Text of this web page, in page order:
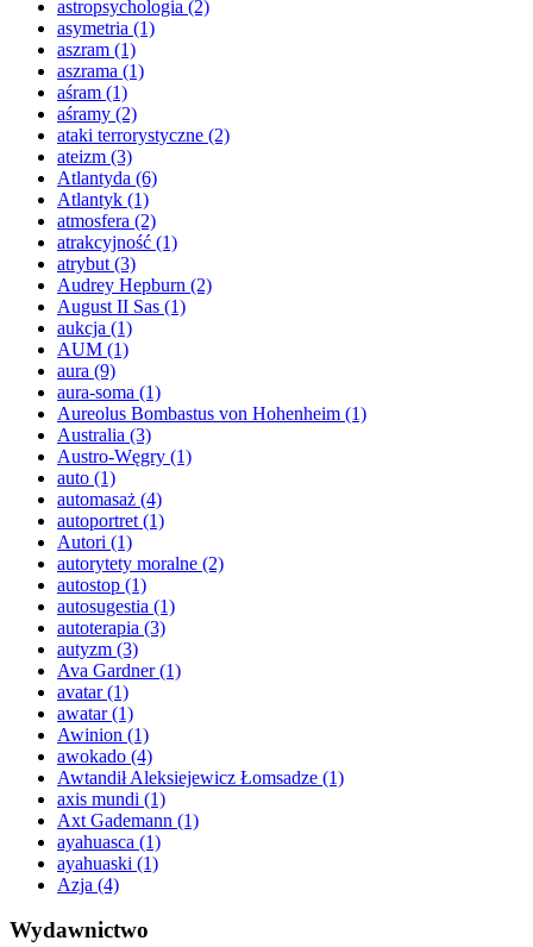
astropsychologia (2)
asymetria (1)
aszram (1)
aszrama (1)
aśram (1)
aśramy (2)
ataki terrorystyczne (2)
ateizm (3)
Atlantyda (6)
Atlantyk (1)
atmosfera (2)
atrakcyjność (1)
atrybut (3)
Audrey Hepburn (2)
August II Sas (1)
aukcja (1)
AUM (1)
aura (9)
aura-soma (1)
Aureolus Bombastus von Hohenheim (1)
Australia (3)
Austro-Węgry (1)
auto (1)
automasaż (4)
autoportret (1)
Autori (1)
autorytety moralne (2)
autostop (1)
autosugestia (1)
autoterapia (3)
autyzm (3)
Ava Gardner(1)
avatar(1)
awatar(1)
Awinion (1)
awokado (4)
Awtandił Aleksiejewicz Łomsadze (1)
axis mundi (1)
Axt Gademann (1)
ayahuasca (1)
ayahuaski (1)
Azja (4)
Wydawnictwo